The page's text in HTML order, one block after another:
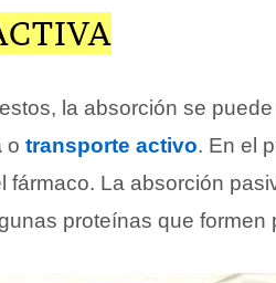
la absorción se
o transporte activo. En el
La absorción
proteínas que formen